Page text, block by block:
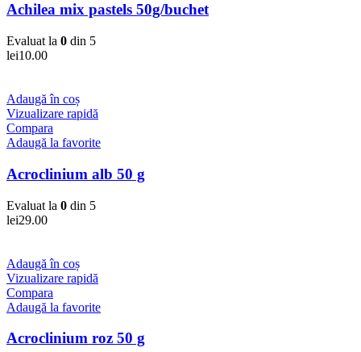
Achilea mix pastels 50g/buchet
Evaluat la 0 din 5
lei10.00
Adaugă în coș
Vizualizare rapidă
Compara
Adaugă la favorite
Acroclinium alb 50 g
Evaluat la 0 din 5
lei29.00
Adaugă în coș
Vizualizare rapidă
Compara
Adaugă la favorite
Acroclinium roz 50 g